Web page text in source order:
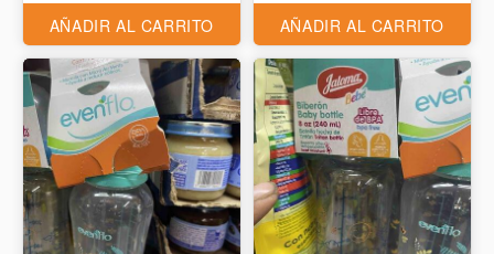
AÑADIR AL CARRITO AÑADIR AL CARRITO